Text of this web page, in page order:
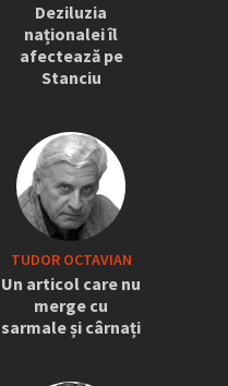
Deziluzia
naționalei îl
afectează pe
Stanciu
TUDOR OCTAVIAN
Un articol care nu
merge cu
sarmale și cârnați